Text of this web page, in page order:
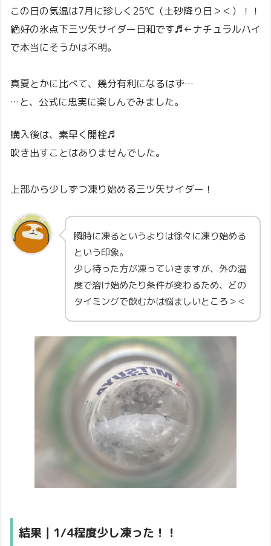
この日の気温は7月に珍しく25℃（土砂降り日＞＜）！！
絶好の氷点下三ツ矢サイダー日和です♬←ナチュラルハイ
で本当にそうかは不明。
真夏とかに比べて、幾分有利になるはず…
…と、公式に忠実に楽しんでみました。
購入後は、素早く開栓♬
吹き出すことはありませんでした。
上部から少しずつ凍り始める三ツ矢サイダー！
瞬時に凍るというよりは徐々に凍り始める
という印象。
少し待った方が凍っていきますが、外の温
度で溶け始めたり条件が変わるため、どの
タイミングで飲むかは悩ましいところ＞＜
結果｜1/4程度少し凍った！！